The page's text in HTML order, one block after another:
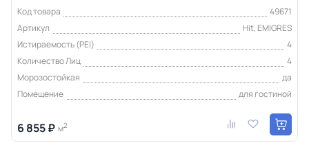
Код товара
49671
Артикул
Hit, EMIGRES
Истираемость (PEI)
4
Количество Лиц
4
Морозостойкая
да
Помещение
для гостиной
6 855 ₽ м2